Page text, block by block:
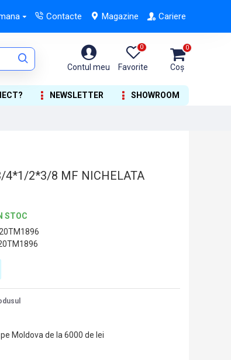
Contacte Magazine Cariere
Contul meu Favorite
0
Coș
0
NEWSLETTER SHOWROOM
4*1/2*3/8 MF NICHELATA
STOC
20TM1896
Moldova de la 6000 de lei